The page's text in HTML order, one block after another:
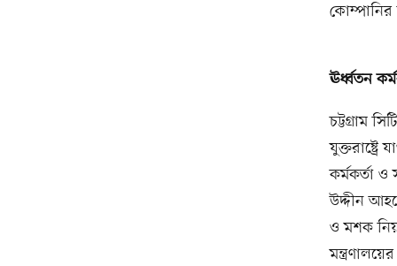
ঊর্ধ্বতন
চট্টগ্রাম
যুক্তরাষ্ট্রে
কর্মকর্তা
উদ্দীন
ও মশক